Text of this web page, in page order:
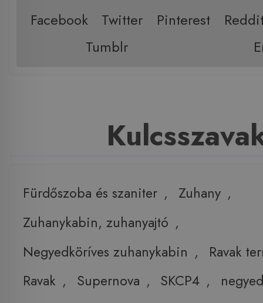
Facebook Twitter Pinterest
Tumblr
Fürdőszoba és szaniter , Zuhany ,
Zuhanykabin, zuhanyajtó ,
Negyedköríves zuhanykabin ,
Ravak
Ravak , Supernova , SKCP4 ,